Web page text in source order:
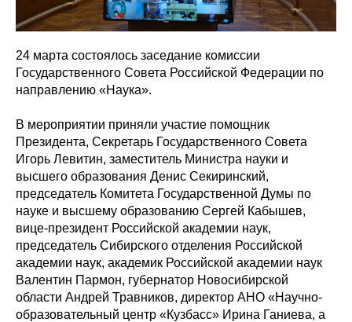
24 марта состоялось заседание комиссии
Государственного Совета Российской Федерации по
направлению «Наука».
В мероприятии приняли участие помощник
Президента, Секретарь Государственного Совета
Игорь Левитин, заместитель Министра науки и
высшего образования Денис Секиринский,
председатель Комитета Государственной Думы по
науке и высшему образованию Сергей Кабышев,
вице-президент Российской академии наук,
председатель Сибирского отделения Российской
академии наук, академик Российской академии наук
Валентин Пармон, губернатор Новосибирской
области Андрей Травников, директор АНО «Научно-
образовательный центр «Кузбасс» Ирина Ганиева, а